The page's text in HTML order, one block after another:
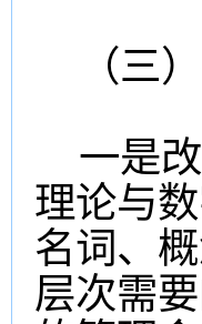
（三）
一是改
理论与
名词、
层次需